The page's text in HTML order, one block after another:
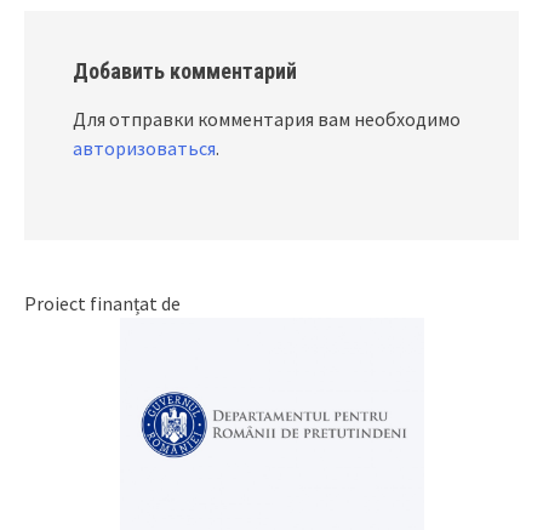
Добавить комментарий
Для отправки комментария вам необходимо
авторизоваться.
Proiect finanțat de